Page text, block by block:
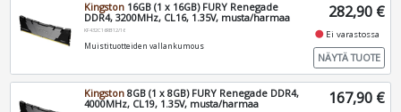
Kingston 16GB (1 x 16GB) FURY Renegade
DDR4, 3200MHz, CL16, 1.35V, musta/harmaa
KF432C16RB12/16
Muistituotteiden vallankumous
282,90 €
fiber_manual_record Ei varastossa
NÄYTÄ TUOTE
Kingston 8GB (1 x 8GB) FURY Renegade DDR4,
4000MHz, CL19, 1.35V, musta/harmaa
167,90 €